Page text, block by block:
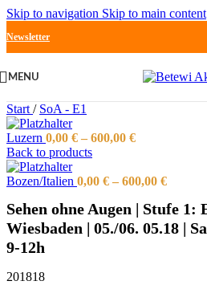
Skip to navigation Skip to main content
Newsletter
MENU
Start / SoA - E1
Luzern 0,00 € – 600,00 €
Back to products
Bozen/Italien 0,00 € – 600,00 €
Sehen ohne Augen | Stufe 1:
Wiesbaden | 05./06. 05.18 |
9-12h
201818